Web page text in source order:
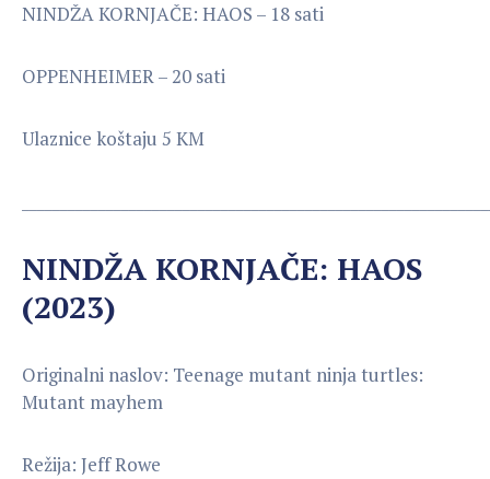
NINDŽA KORNJAČE: HAOS – 18 sati
OPPENHEIMER – 20 sati
Ulaznice koštaju 5 KM
NINDŽA KORNJAČE: HAOS
(2023)
Originalni naslov: Teenage mutant ninja turtles:
Mutant mayhem
Režija: Jeff Rowe